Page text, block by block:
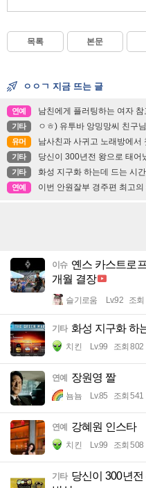
목록 본문
ㅇㅇㄱ 지금 뜨는 글
연예 남친에게 플러팅하는 여자 참
기타 ㅇㅎ) 유투바 앙밍망씨 친구님
유머 남사친과 사귀고 노래방에서
기타 당신이 300년전 왕으로 태어
기타 화성 지구화 하는데 드는 시
연예 이번 안원잘부 경주편 최고의
이슈 옌스 카스트로
개월 결장
슬기로움 Lv.92 조회
기타 화성 지구화 하
치킨 Lv.99 조회 802
연예 장원영 짤
뇸뇸 Lv.85 조회 541
연예 강혜원 인스타
치킨 Lv.99 조회 508
기타 당신이 300년